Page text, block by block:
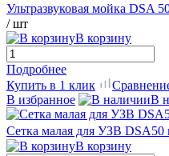
Ультразвуковая мойка DSA
/ шт
В корзину
Подробнее
Купить в 1 клик
В избранное
В
Сетка малая для УЗВ DSA50
В корзину